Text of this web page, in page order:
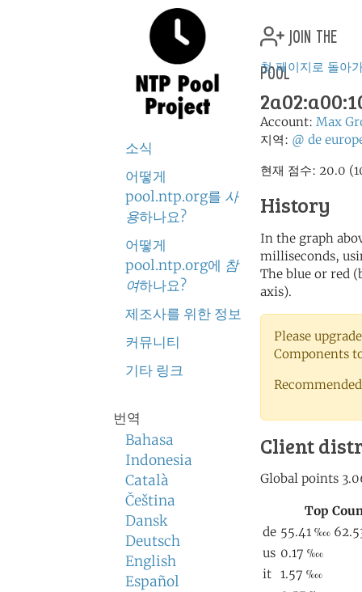
소식
어떻게
pool.ntp.org를 사
용하나요?
어떻게
pool.ntp.org에 참
여하나요?
제조사를 위한 정보
커뮤니티
기타 링크
번역
Bahasa
Indonesia
Català
Čeština
Dansk
Deutsch
English
Español
join the
pool
첫 페이지로 돌아
Account: Max
지역: @ de
현재 점수: 20.0
History
In the graph
milliseconds,
The blue or red
axis).
Please
Components
Client